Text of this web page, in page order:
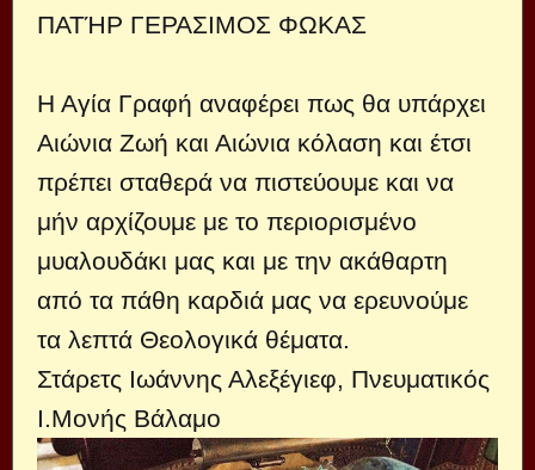
ΠΑΤΉΡ ΓΕΡΑΣΙΜΟΣ ΦΩΚΑΣ
Η Αγία Γραφή αναφέρει πως θα υπάρχει
Αιώνια Ζωή και Αιώνια κόλαση και έτσι
πρέπει σταθερά να πιστεύουμε και να
μήν αρχίζουμε με το περιορισμένο
μυαλουδάκι μας και με την ακάθαρτη
από τα πάθη καρδιά μας να ερευνούμε
τα λεπτά Θεολογικά θέματα.
Στάρετς Ιωάννης Αλεξέγιεφ, Πνευματικός
Ι.Μονής Βάλαμο